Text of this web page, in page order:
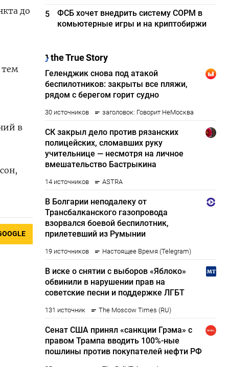
до
тем
в
5
ФСБ хочет внедрить систему СОРМ в
комьютерные игры и на криптобиржи